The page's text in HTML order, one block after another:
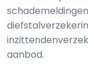
aanbod.